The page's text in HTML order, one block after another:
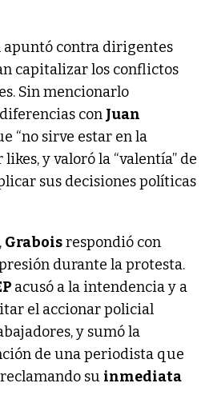
contra dirigentes
capitalizar los conflictos
Sin mencionarlo
con Juan
“no sirve estar en la
y valoró la “valentía” de
sus decisiones políticas
Graboisrespondió con
durante la protesta.
acusó a la intendencia y a
el accionar policial
y sumó la
de una periodista que
su inmediata